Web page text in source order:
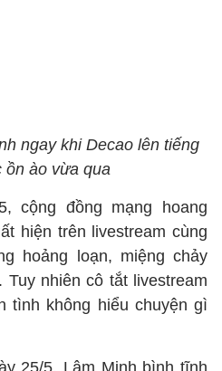
ngay khi Decao lên tiếng
ồn ào vừa qua
cộng đồng mạng hoang
hiện trên livestream cùng
hoảng loạn, miệng chảy
Tuy nhiên cô tắt livestream
tình không hiểu chuyện gì
25/5, Lâm Minh bình tĩnh